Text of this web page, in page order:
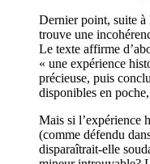
Dernier point, suite
trouve une
Le texte affirme
« une expérience
précieuse, puis
disponibles en
Mais si l’expérience
(comme défendu
disparaîtrait-elle